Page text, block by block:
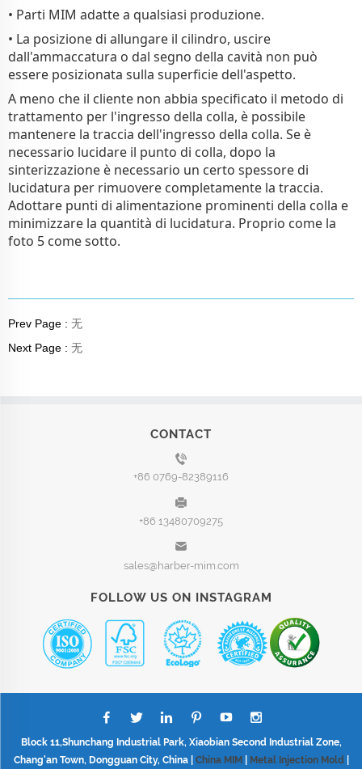
• Parti MIM adatte a qualsiasi produzione.
• La posizione di allungare il cilindro, uscire
dall'ammaccatura o dal segno della cavità non può
essere posizionata sulla superficie dell'aspetto.
A meno che il cliente non abbia specificato il metodo di
trattamento per l'ingresso della colla, è possibile
mantenere la traccia dell'ingresso della colla. Se è
necessario lucidare il punto di colla, dopo la
sinterizzazione è necessario un certo spessore di
lucidatura per rimuovere completamente la traccia.
Adottare punti di alimentazione prominenti della colla e
minimizzare la quantità di lucidatura. Proprio come la
foto 5 come sotto.
Prev Page : 无
Next Page : 无
CONTACT
+86 0769-82389116
+86 13480709275
sales@harber-mim.com
FOLLOW US ON INSTAGRAM
Block 11,Shunchang Industrial Park, Xiaobian Second Industrial Zone,
Chang'an Town, Dongguan City, China | China MIM| Metal Injection Mold